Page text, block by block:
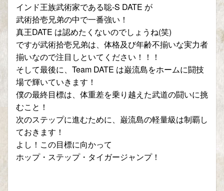
インド王族武術家である聡-S DATE が
武術拾壱兄弟の中で一番強い！
真王DATE は認めたくないのでしょうね(笑)
ですが武術拾壱兄弟は、体格及び年齢不揃いな実力者
揃いなので注目しといてください！！！
そして最後に、Team DATE は巌流島をホームに闘技
場で輝いていきます！
僕の最終目標は、体重差を乗り越えた武道の闘いに挑
むこと！
次のステップに進むために、巌流島の軽量級は制覇し
ておきます！
よし！この目標に向かって
ホップ・ステップ・タイガージャンプ！